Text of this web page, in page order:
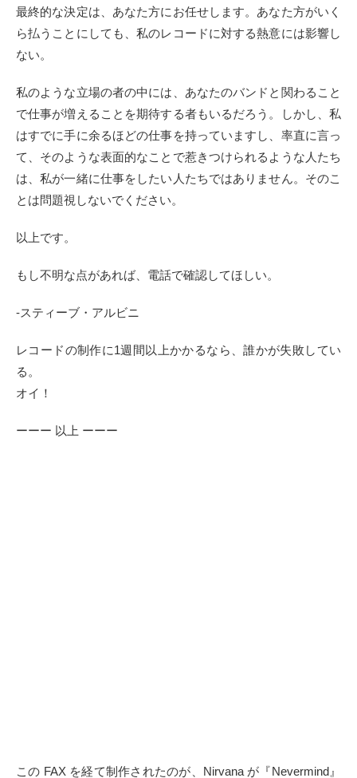
最終的な決定は、あなた方にお任せします。あなた方がいく
ら払うことにしても、私のレコードに対する熱意には影響し
ない。
私のような立場の者の中には、あなたのバンドと関わること
で仕事が増えることを期待する者もいるだろう。しかし、私
はすでに手に余るほどの仕事を持っていますし、率直に言っ
て、そのような表面的なことで惹きつけられるような人たち
は、私が一緒に仕事をしたい人たちではありません。そのこ
とは問題視しないでください。
以上です。
もし不明な点があれば、電話で確認してほしい。
-スティーブ・アルビニ
レコードの制作に1週間以上かかるなら、誰かが失敗してい
る。
オイ！
ーーー 以上 ーーー
この FAX を経て制作されたのが、Nirvana が『Nevermind』